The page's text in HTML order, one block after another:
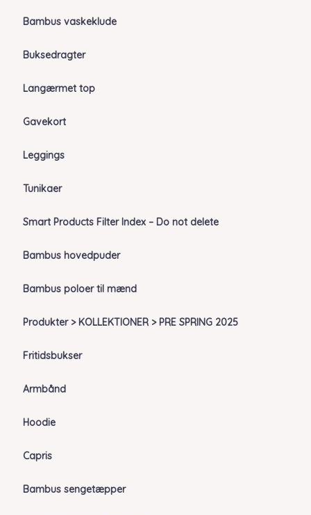
Bambus vaskeklude
Buksedragter
Langærmet top
Gavekort
Leggings
Tunikaer
Smart Products Filter Index – Do not delete
Bambus hovedpuder
Bambus poloer til mænd
Produkter > KOLLEKTIONER > PRE SPRING 2025
Fritidsbukser
Armbånd
Hoodie
Capris
Bambus sengetæpper